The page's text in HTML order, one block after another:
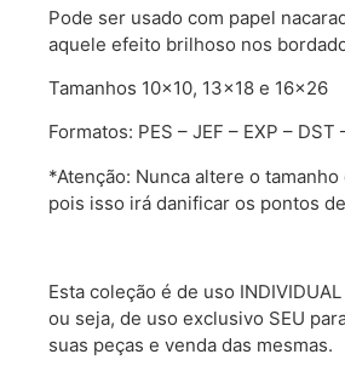
Pode ser usado com papel
aquele efeito brilhoso nos
Tamanhos 10×10, 13×18 e 16×26
Formatos: PES – JEF – EXP – DST
*Atenção: Nunca altere o
pois isso irá danificar os pontos
Esta coleção é de uso
ou seja, de uso exclusivo SEU
suas peças e venda das mesmas.